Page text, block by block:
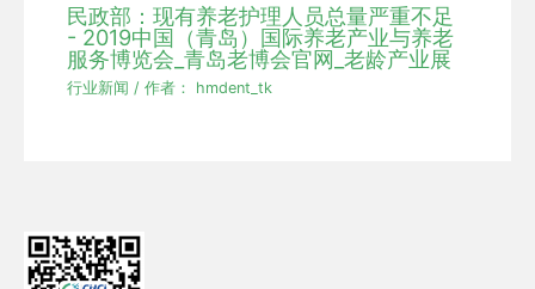
民政部：现有养老护理人员总量严重不足
- 2019中国（青岛）国际养老产业与养老
服务博览会_青岛老博会官网_老龄产业展
行业新闻 / 作者： hmdent_tk